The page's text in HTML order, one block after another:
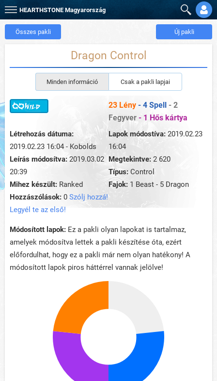
HEARTHSTONE Magyarország
Összes pakli Új pakli
Dragon Control
Minden információ Csak a pakli lapjai
23 Lény - 4 Spell - 2
Fegyver - 1 Hős kártya
Létrehozás dátuma:
2019.02.23 16:04 - Kobolds
Lapok módostíva: 2019.02.23
16:04
Leírás módosítva: 2019.03.02
20:39
Megtekintve: 2 620
Típus: Control
Mihez készült: Ranked Fajok: 1 Beast - 5 Dragon
Hozzászólások: 0 Szólj hozzá!
Legyél te az első!
Módosított lapok: Ez a pakli olyan lapokat is tartalmaz,
amelyek módosítva lettek a pakli készítése óta, ezért
előfordulhat, hogy ez a pakli már nem olyan hatékony! A
módosított lapok piros háttérrel vannak jelölve!